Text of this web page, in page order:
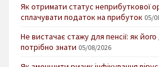
Як отримати статус неприбуткової
сплачувати податок на прибуток 05/
Не вистачає стажу для пенсії: як
потрібно знати 05/08/2026